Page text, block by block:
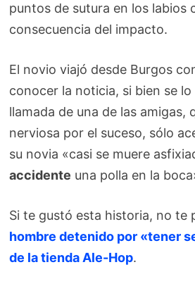
puntos de sutura en los labios
consecuencia del impacto.
El novio viajó desde Burgos
conocer la noticia, si bien se
llamada de una de las amigas,
nerviosa por el suceso, sólo
su novia «casi se muere
accidente una polla en la
Si te gustó esta historia, no te
hombre detenido por «tener
de la tienda Ale-Hop.